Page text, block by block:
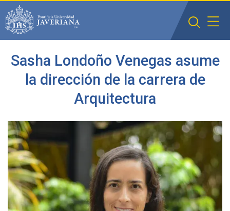
Saltar al contenido principal
Sasha Londoño Venegas asume
la dirección de la carrera de
Arquitectura